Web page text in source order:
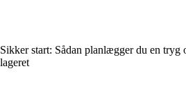
Sikker start: Sådan planlægger du en
lageret